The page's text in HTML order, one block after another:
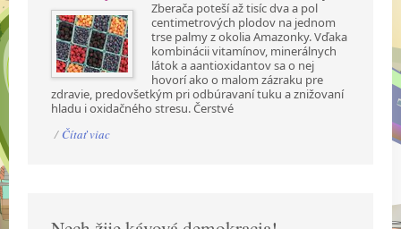
Zberača poteší až tisíc dva a pol
centimetrových plodov na jednom
trse palmy z okolia Amazonky. Vďaka
kombinácii vitamínov, minerálnych
látok a aantioxidantov sa o nej
hovorí ako o malom zázraku pre
zdravie, predovšetkým pri odbúravaní tuku a znižovaní
hladu i oxidačného stresu. Čerstvé
/ Čítať viac